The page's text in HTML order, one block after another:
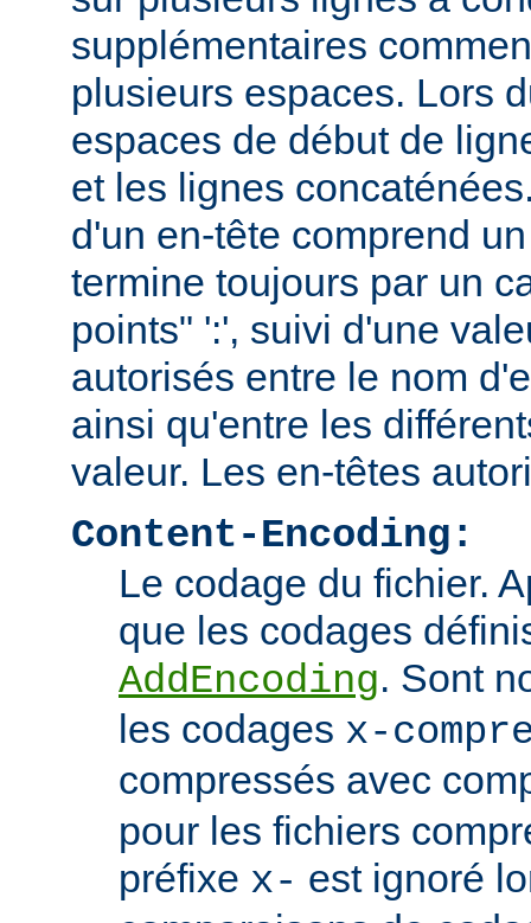
supplémentaires
plusieurs espaces. Lors
espaces de début de
et les lignes
d'un en-tête comprend
termine toujours par un
points" ':', suivi d'une
autorisés entre le nom
ainsi qu'entre les
valeur. Les en-têtes
Content-Encoding:
Le codage du fichier.
que les codages
AddEncoding. Sont
les codages x-
compressés avec
pour les fichiers
préfixe x- est ignoré